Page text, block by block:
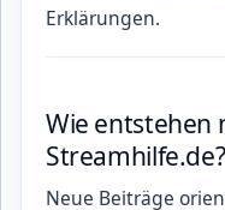
Erklärungen.
Wie entstehen
Streamhilfe.de?
Neue Beiträge